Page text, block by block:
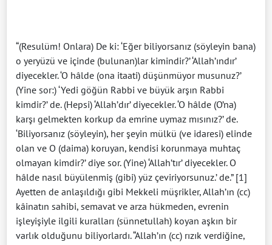
“(Resulüm! Onlara) De ki: ‘Eğer biliyorsanız (söyleyin bana)
o yeryüzü ve içinde (bulunan)lar kimindir?’ ‘Allah’ındır’
diyecekler. ‘O hâlde (ona itaati) düşünmüyor musunuz?’
(Yine sor:) ‘Yedi göğün Rabbi ve büyük arşın Rabbi
kimdir?’ de. (Hepsi) ‘Allah’dır’ diyecekler. ‘O hâlde (O’na)
karşı gelmekten korkup da emrine uymaz mısınız?’ de.
‘Biliyorsanız (söyleyin), her şeyin mülkü (ve idaresi) elinde
olan ve O (daima) koruyan, kendisi korunmaya muhtaç
olmayan kimdir?’ diye sor. (Yine) ‘Allah’tır’ diyecekler. O
hâlde nasıl büyülenmiş (gibi) yüz çeviriyorsunuz.’ de.” [1]
Ayetten de anlaşıldığı gibi Mekkeli müşrikler, Allah’ın (cc)
kâinatın sahibi, semavat ve arza hükmeden, evrenin
işleyişiyle ilgili kuralları (sünnetullah) koyan aşkın bir
varlık olduğunu biliyorlardı. “Allah’ın (cc) rızık verdiğine,